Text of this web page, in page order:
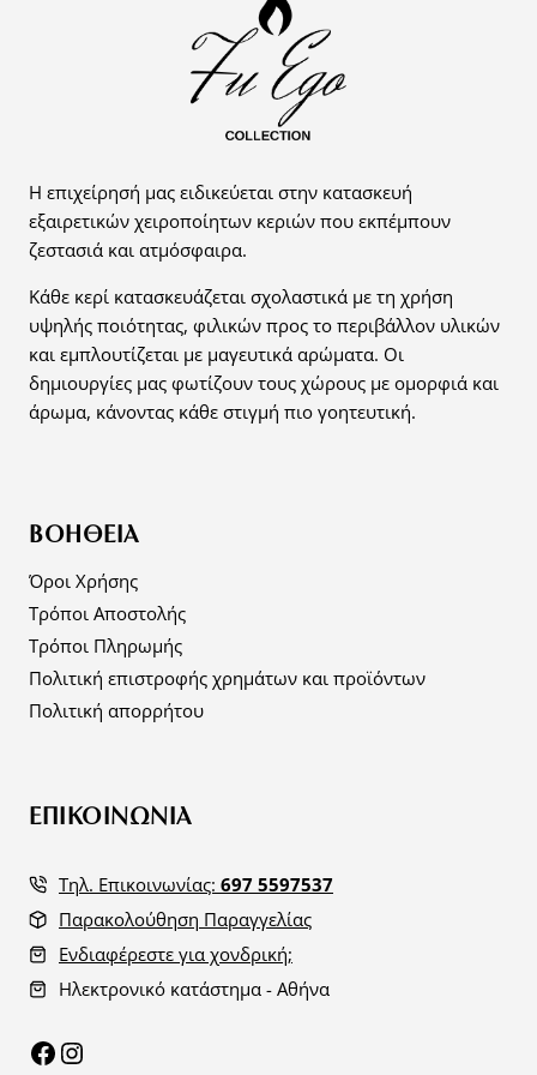
Η επιχείρησή μας ειδικεύεται στην κατασκευή
εξαιρετικών χειροποίητων κεριών που εκπέμπουν
ζεστασιά και ατμόσφαιρα.
Κάθε κερί κατασκευάζεται σχολαστικά με τη χρήση
υψηλής ποιότητας, φιλικών προς το περιβάλλον υλικών
και εμπλουτίζεται με μαγευτικά αρώματα. Οι
δημιουργίες μας φωτίζουν τους χώρους με ομορφιά και
άρωμα, κάνοντας κάθε στιγμή πιο γοητευτική.
ΒΟΉΘΕΙΑ
Όροι Χρήσης
Τρόποι Αποστολής
Τρόποι Πληρωμής
Πολιτική επιστροφής χρημάτων και προϊόντων
Πολιτική απορρήτου
ΕΠΙΚΟΙΝΩΝΙΑ
Τηλ. Επικοινωνίας: 697 5597537
Παρακολούθηση Παραγγελίας
Ενδιαφέρεστε για χονδρική;
Ηλεκτρονικό κατάστημα - Αθήνα
Facebook
Instagram